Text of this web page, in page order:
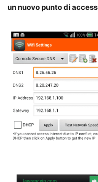
un nuovo punto di